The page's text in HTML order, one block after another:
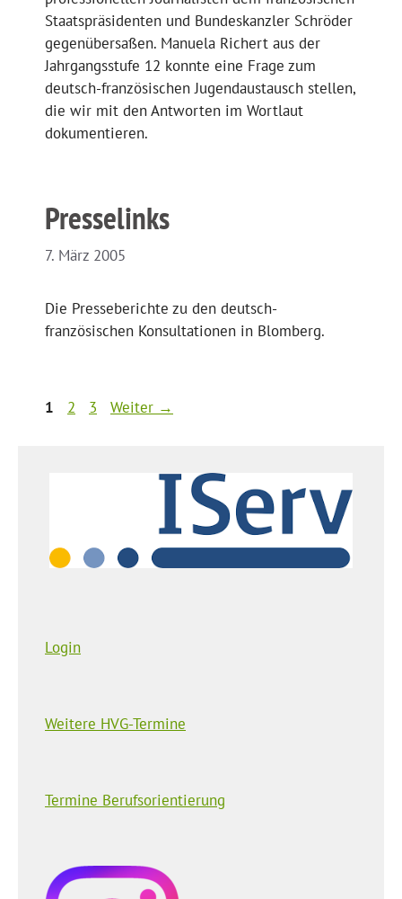
Staatspräsidenten und Bundeskanzler Schröder
gegenübersaßen. Manuela Richert aus der
Jahrgangsstufe 12 konnte eine Frage zum
deutsch-französischen Jugendaustausch stellen,
die wir mit den Antworten im Wortlaut
dokumentieren.
Presselinks
7. März 2005
Die Presseberichte zu den deutsch-
französischen Konsultationen in Blomberg.
Seite
1 Seite
2 Seite
3 Weiter →
Login
Weitere HVG-Termine
Termine Berufsorientierung